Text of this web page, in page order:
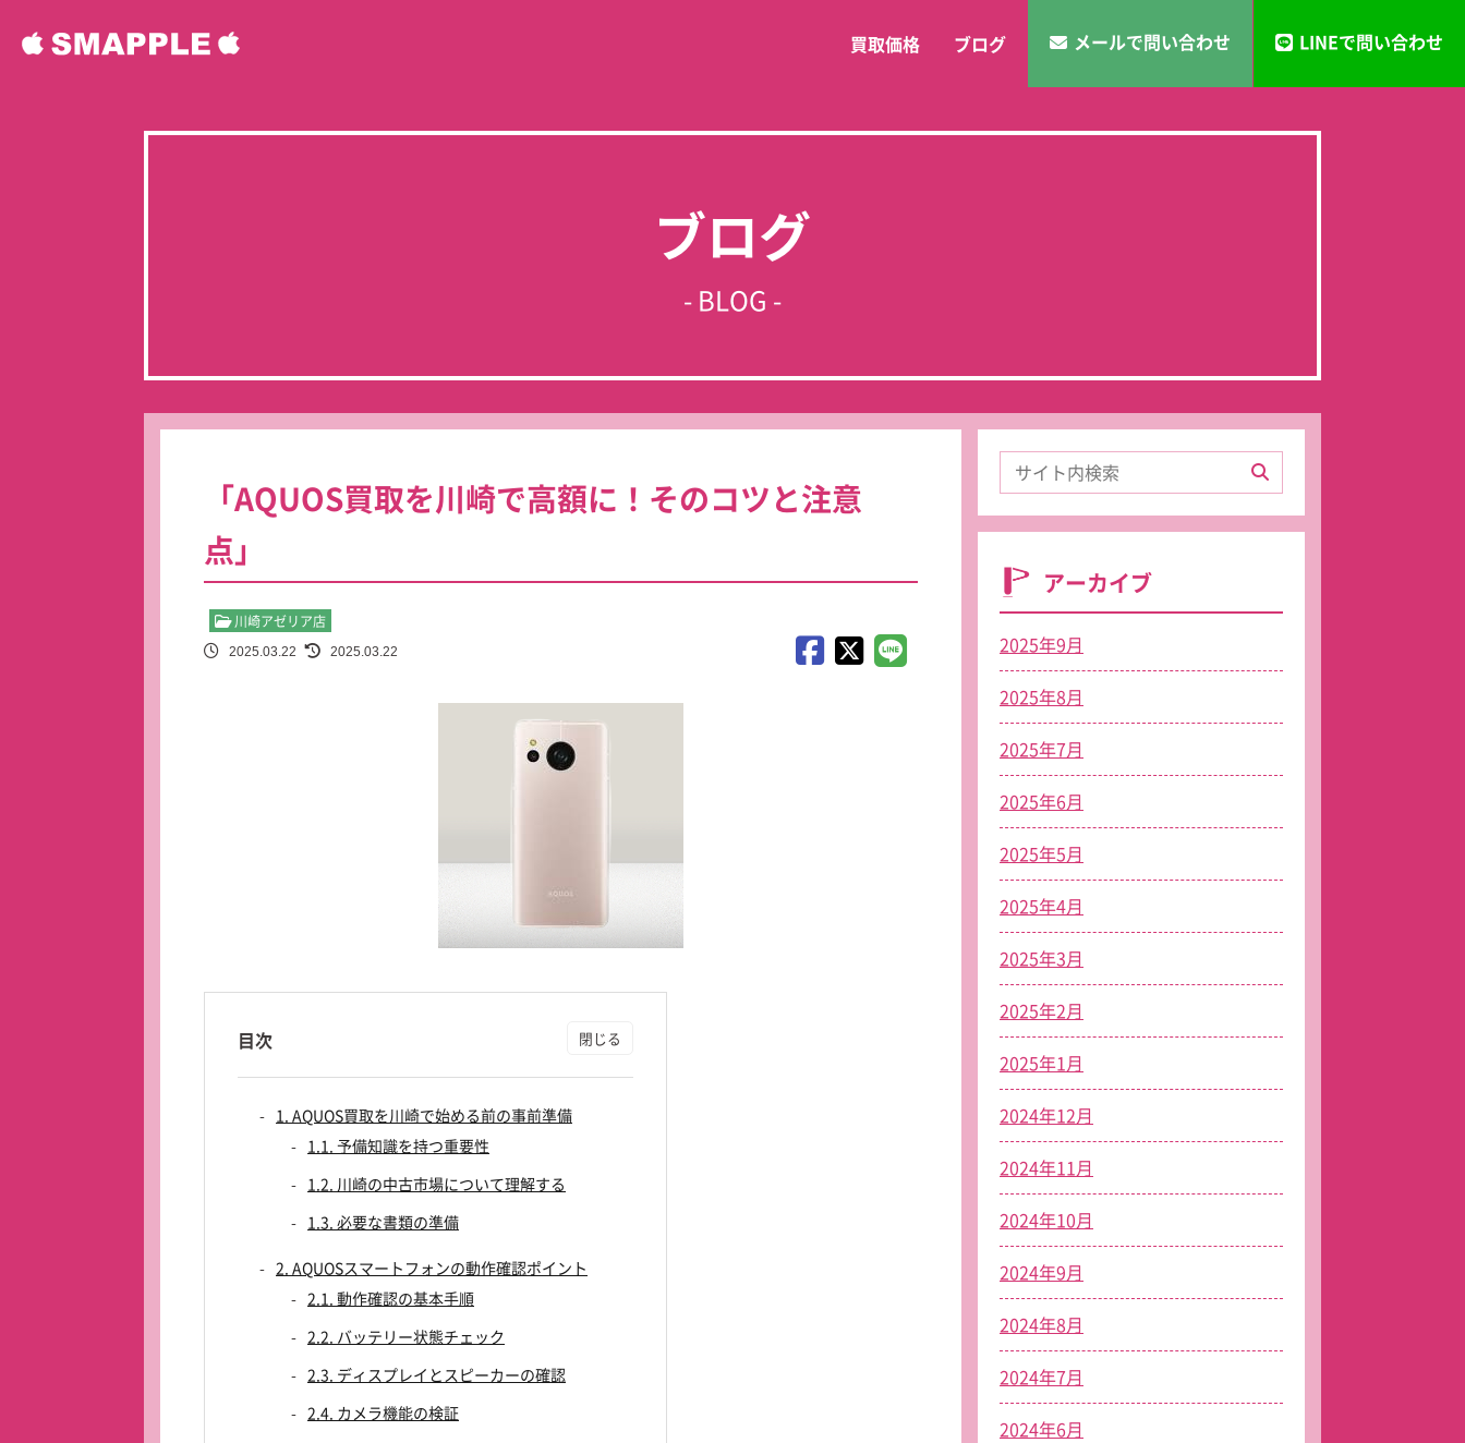
買取価格 ブログ メールで問い合わせ LINEで問い合わせ
ブログ
- BLOG -
「AQUOS買取を川崎で高額に！そのコツと注意
点」
川崎アゼリア店
2025.03.22 2025.03.22
目次
1. AQUOS買取を川崎で始める前の事前準備
1.1. 予備知識を持つ重要性
1.2. 川崎の中古市場について理解する
1.3. 必要な書類の準備
2. AQUOSスマートフォンの動作確認ポイント
2.1. 動作確認の基本手順
2.2. バッテリー状態チェック
2.3. ディスプレイとスピーカーの確認
2.4. カメラ機能の検証
アーカイブ
2025年9月
2025年8月
2025年7月
2025年6月
2025年5月
2025年4月
2025年3月
2025年2月
2025年1月
2024年12月
2024年11月
2024年10月
2024年9月
2024年8月
2024年7月
2024年6月